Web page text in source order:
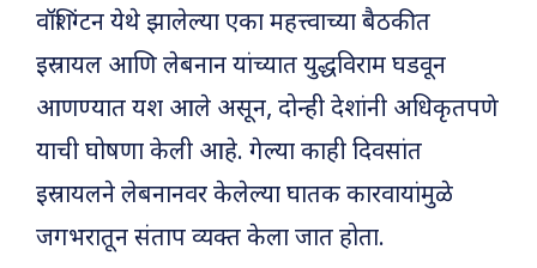
वॉशिंग्टन येथे झालेल्या एका महत्त्वाच्या बैठकीत
इस्रायल आणि लेबनान यांच्यात युद्धविराम घडवून
आणण्यात यश आले असून, दोन्ही देशांनी अधिकृतपणे
याची घोषणा केली आहे. गेल्या काही दिवसांत
इस्रायलने लेबनानवर केलेल्या घातक कारवायांमुळे
जगभरातून संताप व्यक्त केला जात होता.